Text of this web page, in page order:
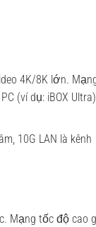
4K/8K lớn.
(ví dụ: iBOX
10G LAN là kênh
Mạng tốc độ cao